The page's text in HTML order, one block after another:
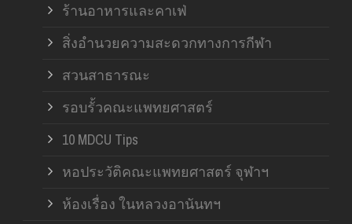
ร้านอาหารและคาเฟ่
สิ่งอำนวยความสะดวกทางการกีฬา
สวนสาธารณะ
รอบรั้วคณะแพทยศาสตร์
10 MDCU Tips
หอประวัติคณะแพทยศาสตร์ จุฬาฯ
ห้องเรื่อง ในหลวงอานันทฯ